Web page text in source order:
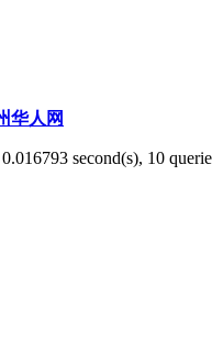
华人网
second(s), 10